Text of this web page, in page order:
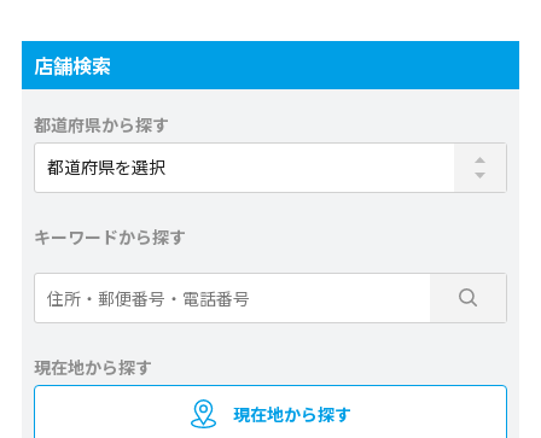
店舗検索
都道府県から探す
キーワードから探す
現在地から探す
現在地から探す